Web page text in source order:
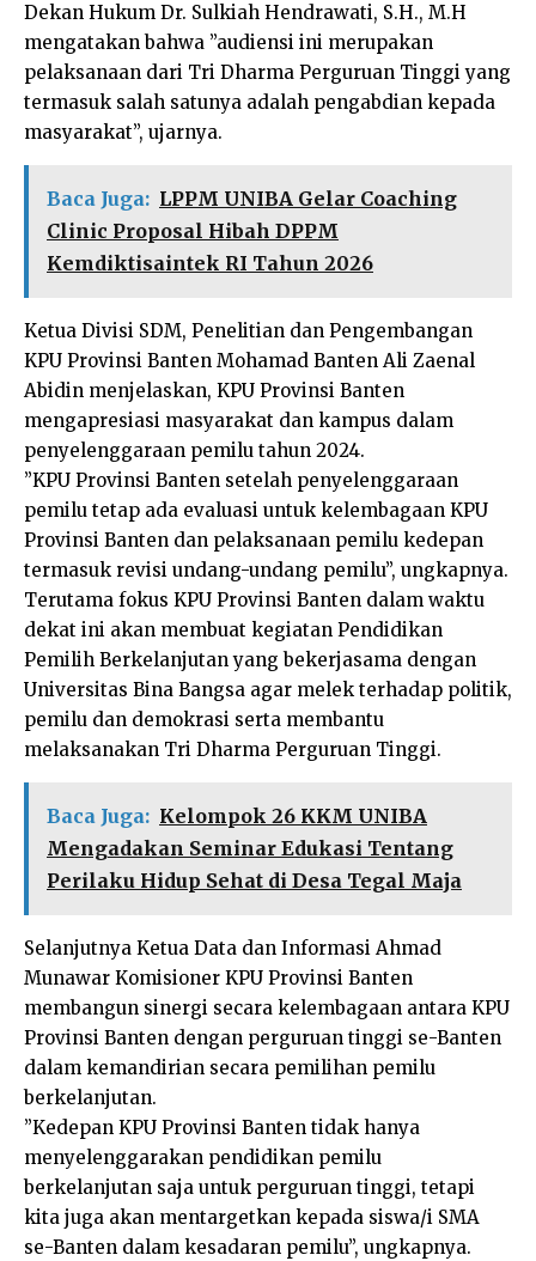
Dekan Hukum Dr. Sulkiah Hendrawati, S.H., M.H
mengatakan bahwa ”audiensi ini merupakan
pelaksanaan dari Tri Dharma Perguruan Tinggi yang
termasuk salah satunya adalah pengabdian kepada
masyarakat”, ujarnya.
Baca Juga: LPPM UNIBA Gelar Coaching
Clinic Proposal Hibah DPPM
Kemdiktisaintek RI Tahun 2026
Ketua Divisi SDM, Penelitian dan Pengembangan
KPU Provinsi Banten Mohamad Banten Ali Zaenal
Abidin menjelaskan, KPU Provinsi Banten
mengapresiasi masyarakat dan kampus dalam
penyelenggaraan pemilu tahun 2024.
”KPU Provinsi Banten setelah penyelenggaraan
pemilu tetap ada evaluasi untuk kelembagaan KPU
Provinsi Banten dan pelaksanaan pemilu kedepan
termasuk revisi undang-undang pemilu”, ungkapnya.
Terutama fokus KPU Provinsi Banten dalam waktu
dekat ini akan membuat kegiatan Pendidikan
Pemilih Berkelanjutan yang bekerjasama dengan
Universitas Bina Bangsa agar melek terhadap politik,
pemilu dan demokrasi serta membantu
melaksanakan Tri Dharma Perguruan Tinggi.
Baca Juga: Kelompok 26 KKM UNIBA
Mengadakan Seminar Edukasi Tentang
Perilaku Hidup Sehat di Desa Tegal Maja
Selanjutnya Ketua Data dan Informasi Ahmad
Munawar Komisioner KPU Provinsi Banten
membangun sinergi secara kelembagaan antara KPU
Provinsi Banten dengan perguruan tinggi se-Banten
dalam kemandirian secara pemilihan pemilu
berkelanjutan.
”Kedepan KPU Provinsi Banten tidak hanya
menyelenggarakan pendidikan pemilu
berkelanjutan saja untuk perguruan tinggi, tetapi
kita juga akan mentargetkan kepada siswa/i SMA
se-Banten dalam kesadaran pemilu”, ungkapnya.